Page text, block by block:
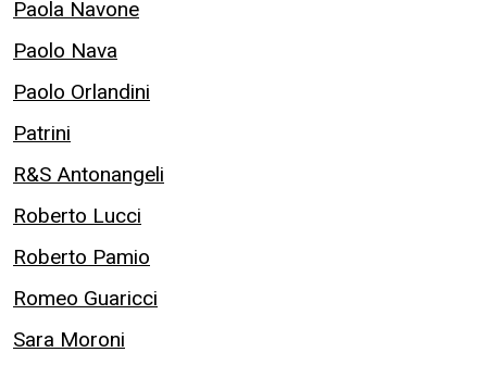
Paola Navone
Paolo Nava
Paolo Orlandini
Patrini
R&S Antonangeli
Roberto Lucci
Roberto Pamio
Romeo Guaricci
Sara Moroni